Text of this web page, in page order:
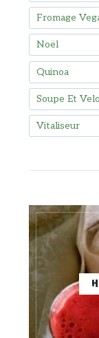
Fromage
Noël
Quinoa
Soupe Et
Vitaliseur